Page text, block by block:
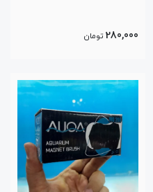
280,000 تومان